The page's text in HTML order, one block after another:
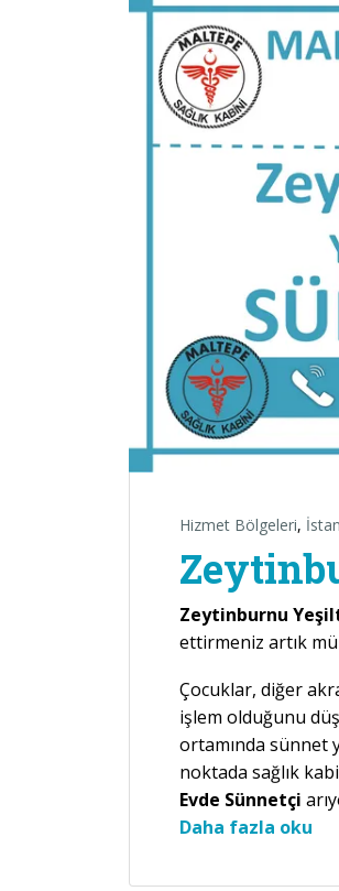
Hizmet Bölgeleri,
Zeytinburnu
ettirmeniz artık
Çocuklar, diğer
işlem olduğunu
ortamında sünnet
noktada sağlık
Evde Sünnetçi
Daha fazla oku